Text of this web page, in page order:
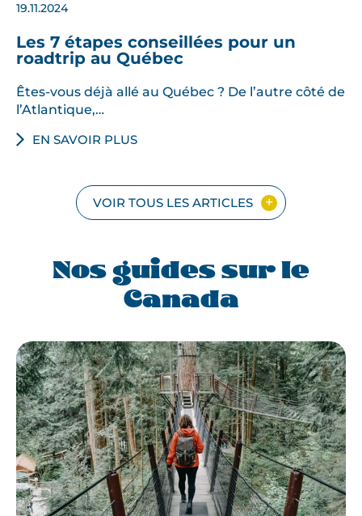
19.11.2024
Les 7 étapes conseillées pour un
roadtrip au Québec
Êtes-vous déjà allé au Québec ? De l’autre côté de
l’Atlantique,…
EN SAVOIR PLUS
VOIR TOUS LES ARTICLES
Nos guides sur le
Canada